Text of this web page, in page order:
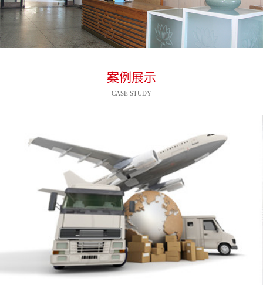
案例展示
CASE STUDY